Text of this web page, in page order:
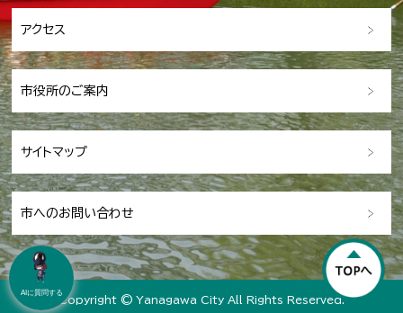
アクセス
市役所のご案内
サイトマップ
市へのお問い合わせ
Copyright © Yanagawa City All Rights Reserved.
AIに質問する